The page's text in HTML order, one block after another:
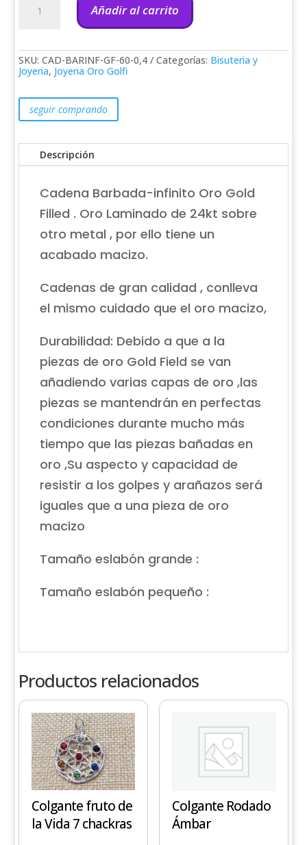
Barbada-
infinito
filled
18kt-
60-
cantidad
Añadir al carrito
SKU:CAD-BARINF-GF-60-0,4 Categorías: Bisuteria y
Joyeria, Joyeria Oro Golfi
seguir comprando
Descripción
Cadena Barbada-infinito Oro Gold
Filled . Oro Laminado de 24kt sobre
otro metal , por ello tiene un
acabado macizo.
Cadenas de gran calidad , conlleva
el mismo cuidado que el oro macizo,
Durabilidad: Debido a que a la
piezas de oro Gold Field se van
añadiendo varias capas de oro ,las
piezas se mantendrán en perfectas
condiciones durante mucho más
tiempo que las piezas bañadas en
oro ,Su aspecto y capacidad de
resistir a los golpes y arañazos será
iguales que a una pieza de oro
macizo
Tamaño eslabón grande :
Tamaño eslabón pequeño :
Productos relacionados
Colgante fruto de
la Vida 7 chackras
Colgante Rodado
Ámbar